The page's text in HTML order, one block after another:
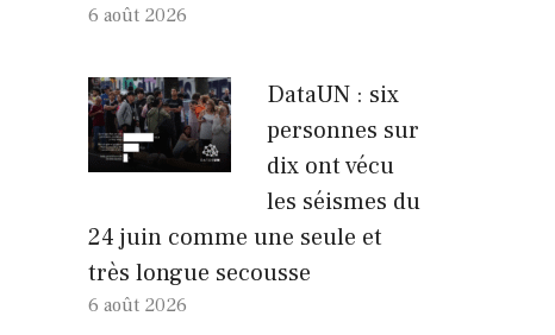
6 août 2026
DataUN : six
personnes sur
dix ont vécu
les séismes du
24 juin comme une seule et
très longue secousse
6 août 2026